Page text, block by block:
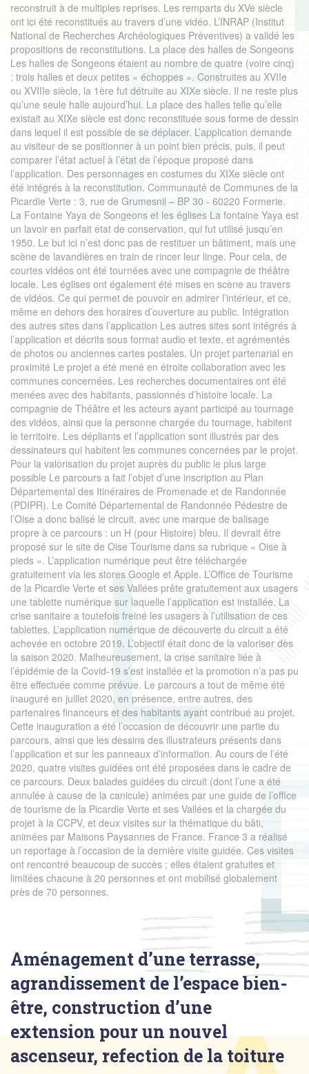
reconstruit à de multiples reprises. Les remparts du XVe siècle
ont ici été reconstitués au travers d’une vidéo. L’INRAP (Institut
National de Recherches Archéologiques Préventives) a validé les
propositions de reconstitutions. La place des halles de Songeons
Les halles de Songeons étaient au nombre de quatre (voire cinq)
: trois halles et deux petites « échoppes ». Construites au XVIIe
ou XVIIIe siècle, la 1ère fut détruite au XIXe siècle. Il ne reste plus
qu’une seule halle aujourd’hui. La place des halles telle qu’elle
existait au XIXe siècle est donc reconstituée sous forme de dessin
dans lequel il est possible de se déplacer. L’application demande
au visiteur de se positionner à un point bien précis, puis, il peut
comparer l’état actuel à l’état de l’époque proposé dans
l’application. Des personnages en costumes du XIXe siècle ont
été intégrés à la reconstitution. Communauté de Communes de la
Picardie Verte : 3, rue de Grumesnil – BP 30 - 60220 Formerie.
La Fontaine Yaya de Songeons et les églises La fontaine Yaya est
un lavoir en parfait état de conservation, qui fut utilisé jusqu’en
1950. Le but ici n’est donc pas de restituer un bâtiment, mais une
scène de lavandières en train de rincer leur linge. Pour cela, de
courtes vidéos ont été tournées avec une compagnie de théâtre
locale. Les églises ont également été mises en scène au travers
de vidéos. Ce qui permet de pouvoir en admirer l’intérieur, et ce,
même en dehors des horaires d’ouverture au public. Intégration
des autres sites dans l’application Les autres sites sont intégrés à
l’application et décrits sous format audio et texte, et agrémentés
de photos ou anciennes cartes postales. Un projet partenarial en
proximité Le projet a été mené en étroite collaboration avec les
communes concernées. Les recherches documentaires ont été
menées avec des habitants, passionnés d’histoire locale. La
compagnie de Théâtre et les acteurs ayant participé au tournage
des vidéos, ainsi que la personne chargée du tournage, habitent
le territoire. Les dépliants et l’application sont illustrés par des
dessinateurs qui habitent les communes concernées par le projet.
Pour la valorisation du projet auprès du public le plus large
possible Le parcours a fait l’objet d’une inscription au Plan
Départemental des Itinéraires de Promenade et de Randonnée
(PDIPR). Le Comité Départemental de Randonnée Pédestre de
l’Oise a donc balisé le circuit, avec une marque de balisage
propre à ce parcours : un H (pour Histoire) bleu. Il devrait être
proposé sur le site de Oise Tourisme dans sa rubrique « Oise à
pieds ». L’application numérique peut être téléchargée
gratuitement via les stores Google et Apple. L’Office de Tourisme
de la Picardie Verte et ses Vallées prête gratuitement aux usagers
une tablette numérique sur laquelle l’application est installée. La
crise sanitaire a toutefois freiné les usagers à l’utilisation de ces
tablettes. L’application numérique de découverte du circuit a été
achevée en octobre 2019. L’objectif était donc de la valoriser dès
la saison 2020. Malheureusement, la crise sanitaire liée à
l’épidémie de la Covid-19 s’est installée et la promotion n’a pas pu
être effectuée comme prévue. Le parcours a tout de même été
inauguré en juillet 2020, en présence, entre autres, des
partenaires financeurs et des habitants ayant contribué au projet.
Cette inauguration a été l’occasion de découvrir une partie du
parcours, ainsi que les dessins des illustrateurs présents dans
l’application et sur les panneaux d’information. Au cours de l’été
2020, quatre visites guidées ont été proposées dans le cadre de
ce parcours. Deux balades guidées du circuit (dont l’une a été
annulée à cause de la canicule) animées par une guide de l’office
de tourisme de la Picardie Verte et ses Vallées et la chargée du
projet à la CCPV, et deux visites sur la thématique du bâti,
animées par Maisons Paysannes de France. France 3 a réalisé
un reportage à l’occasion de la dernière visite guidée. Ces visites
ont rencontré beaucoup de succès ; elles étaient gratuites et
limitées chacune à 20 personnes et ont mobilisé globalement
près de 70 personnes.
Aménagement d’une terrasse,
agrandissement de l’espace bien-
être, construction d’une
extension pour un nouvel
ascenseur, refection de la toiture